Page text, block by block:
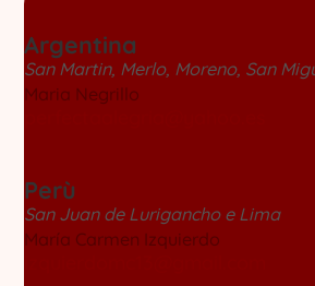
Argentina
San Martin, Merlo, Moreno, San
Maria Negrillo
Perù
San Juan de Lurigancho e Lima
María Carmen Izquierdo